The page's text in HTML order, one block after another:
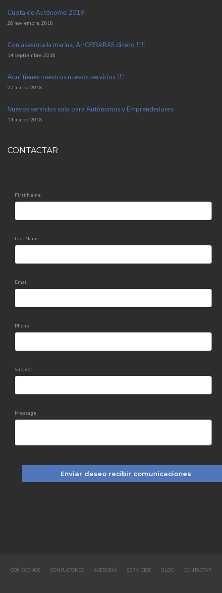
Cuota de Autónomo 2019
28 noviembre, 2018
Con asesoria la marina, AHORRARAS dinero !!!!
14 septiembre, 2018
Aquí tienes nuestros nuevos servicios !!!
27 marzo, 2018
Nuevos servicios solo para Autónomos y Emprendedores
14 marzo, 2018
CONTACTAR
First Name
Last Name
Email
Phone
Subject
Message
CONÓCENOS CONSULTORES ASESORÍA SERVICIOS BLOG CONTACTAR